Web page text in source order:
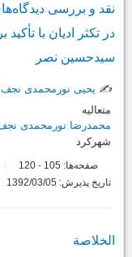
نقد و بررسی
در تکثر ادیان با
سیدحسین نصر
✍️ یحیی نورمحمدی نجف
متعاليه
محمدرضا نورمحمدی
شهركرد
صفحه‌ها: 105
-
تاریخ پذیرش: 1392/03/05
الخلاصة